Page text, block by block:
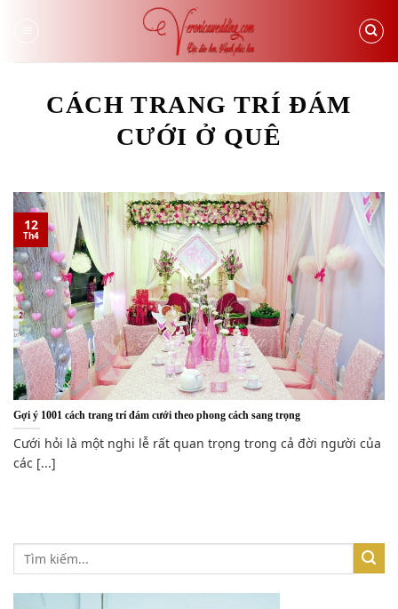
CÁCH TRANG TRÍ ĐÁM
CƯỚI Ở QUÊ
Gợi ý 1001 cách trang trí đám cưới theo phong cách sang trọng
Cưới hỏi là một nghi lễ rất quan trọng trong cả đời người của
các [...]
12
Th4